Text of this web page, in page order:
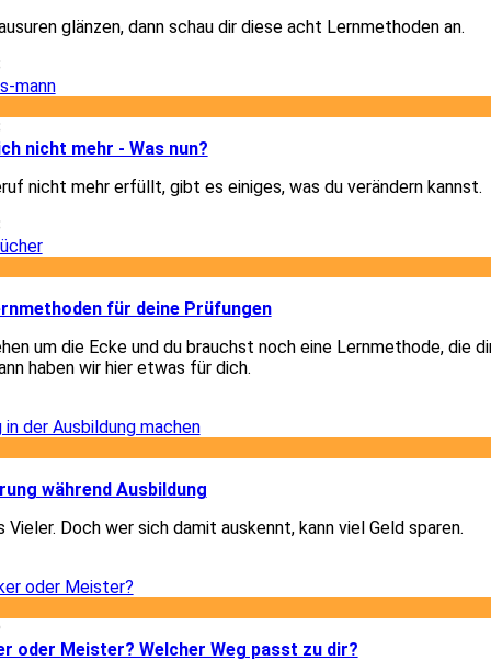
glänzen, dann schau dir diese acht Lernmethoden an.
nicht mehr - Was nun?
nicht mehr erfüllt, gibt es einiges, was du verändern kannst.
für deine Prüfungen
um die Ecke und du brauchst noch eine Lernmethode, die
haben wir hier etwas für dich.
während Ausbildung
Vieler. Doch wer sich damit auskennt, kann viel Geld sparen.
oder Meister? Welcher Weg passt zu dir?